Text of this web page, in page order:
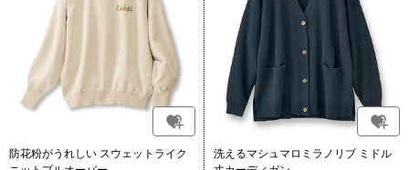
防花粉がうれしい スウェットライク
洗えるマシュマロミラノリブ ミドル